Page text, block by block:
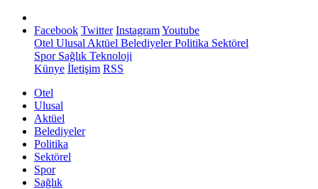
Facebook Twitter InstagramYoutube
Otel Ulusal Aktüel BelediyelerPolitika Sektörel
SporSağlık Teknoloji
Künye İletişim RSS
Otel
Ulusal
Aktüel
Belediyeler
Politika
Sektörel
Spor
Sağlık